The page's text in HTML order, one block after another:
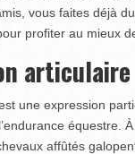
vous faites déjà
profiter au mieux
articulaire
une expression
équestre.
affûtés